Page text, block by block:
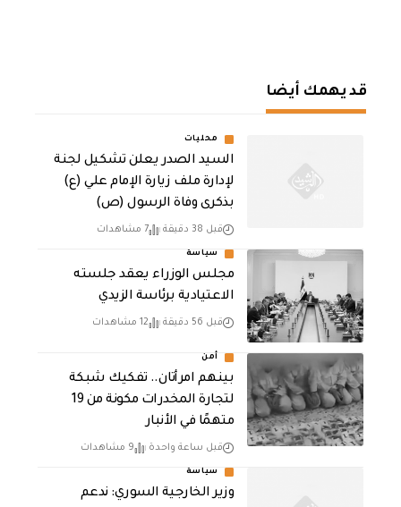
قد يهمك أيضا
محليات
السيد الصدر يعلن تشكيل لجنة
لإدارة ملف زيارة الإمام علي (ع)
بذكرى وفاة الرسول (ص)
قبل 38 دقيقة 7 مشاهدات
سياسة
مجلس الوزراء يعقد جلسته
الاعتيادية برئاسة الزيدي
قبل 56 دقيقة 12 مشاهدات
أمن
بينهم امرأتان.. تفكيك شبكة
لتجارة المخدرات مكونة من 19
متهمًا في الأنبار
قبل ساعة واحدة 9 مشاهدات
سياسة
وزير الخارجية السوري: ندعم